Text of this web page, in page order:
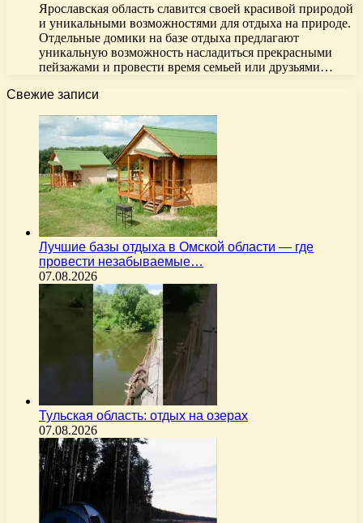
Ярославская область славится своей красивой природой
и уникальными возможностями для отдыха на природе.
Отдельные домики на базе отдыха предлагают
уникальную возможность насладиться прекрасными
пейзажами и провести время семьей или друзьями…
Свежие записи
Лучшие базы отдыха в Омской области — где
провести незабываемые…
07.08.2026
Тульская область: отдых на озерах
07.08.2026